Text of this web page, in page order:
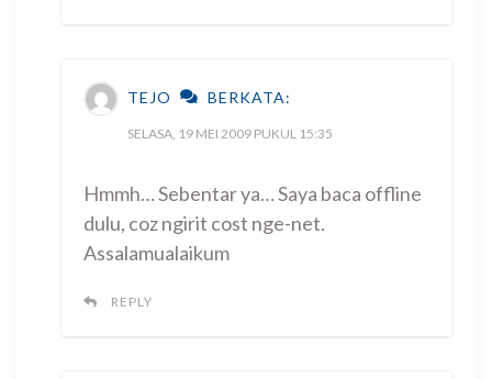
TEJO BERKATA:
SELASA, 19 MEI 2009 PUKUL 15:35
Hmmh… Sebentar ya… Saya baca offline
dulu, coz ngirit cost nge-net.
Assalamualaikum
REPLY